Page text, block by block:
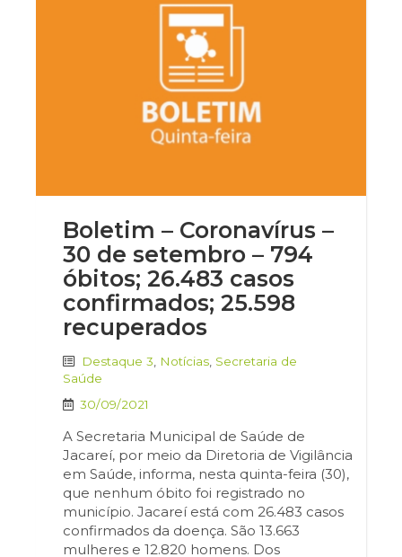
Boletim – Coronavírus –
30 de setembro – 794
óbitos; 26.483 casos
confirmados; 25.598
recuperados
Destaque 3 Notícias Secretaria de
Saúde
30/09/2021
A Secretaria Municipal de Saúde de
Jacareí, por meio da Diretoria de Vigilância
em Saúde, informa, nesta quinta-feira (30),
que nenhum óbito foi registrado no
município. Jacareí está com 26.483 casos
confirmados da doença. São 13.663
mulheres e 12.820 homens. Dos